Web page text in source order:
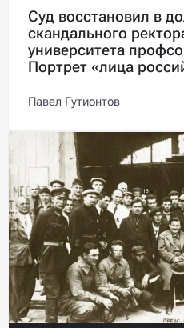
Суд восстановил в
скандального
университета
Портрет «лица
Павел Гутионтов